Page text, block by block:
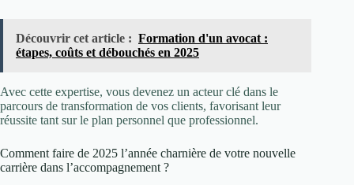
Découvrir cet article : Formation d'un avocat :
étapes, coûts et débouchés en 2025
Avec cette expertise, vous devenez un acteur clé dans le
parcours de transformation de vos clients, favorisant leur
réussite tant sur le plan personnel que professionnel.
Comment faire de 2025 l’année charnière de votre nouvelle
carrière dans l’accompagnement ?